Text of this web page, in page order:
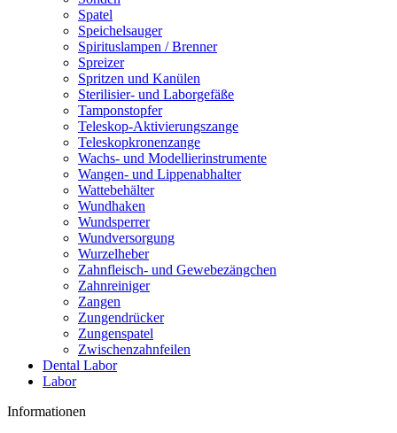
Spatel
Speichelsauger
Spirituslampen / Brenner
Spreizer
Spritzen und Kanülen
Sterilisier- und Laborgefäße
Tamponstopfer
Teleskop-Aktivierungszange
Teleskopkronenzange
Wachs- und Modellierinstrumente
Wangen- und Lippenabhalter
Wattebehälter
Wundhaken
Wundsperrer
Wundversorgung
Wurzelheber
Zahnfleisch- und Gewebezängchen
Zahnreiniger
Zangen
Zungendrücker
Zungenspatel
Zwischenzahnfeilen
Dental Labor
Labor
Informationen